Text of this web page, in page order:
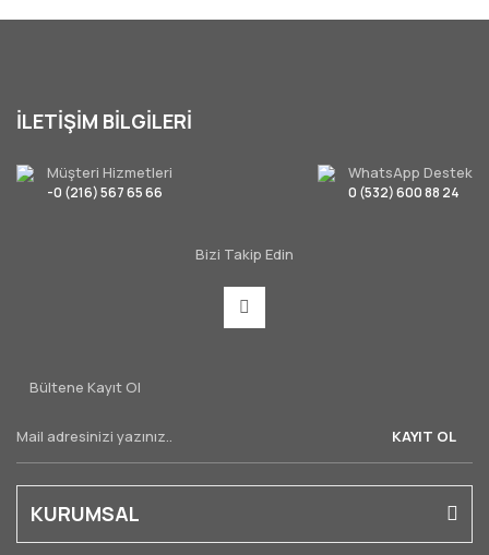
İLETİŞİM BİLGİLERİ
Müşteri Hizmetleri
-0 (216) 567 65 66
WhatsApp Destek
0 (532) 600 88 24
Bizi Takip Edin
Bültene Kayıt Ol
KAYIT OL
KURUMSAL